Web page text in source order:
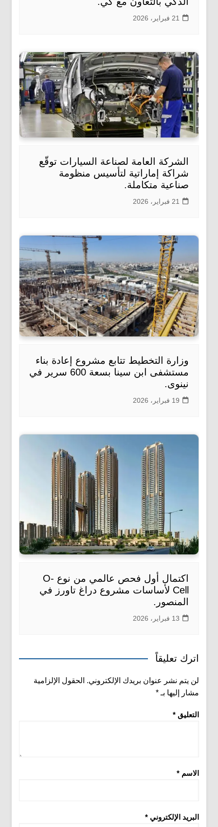
21 فبراير، 2026
الشركة العامة لصناعة السيارات توقّع
شراكة إماراتية لتأسيس منظومة
صناعية متكاملة.
21 فبراير، 2026
وزارة التخطيط تتابع مشروع إعادة بناء
مستشفى ابن سينا بسعة 600 سرير في
نينوى.
19 فبراير، 2026
اكتمال أول فحص عالمي من نوع O-
Cell لأساسات مشروع دراغ تاورز في
المنصور.
13 فبراير، 2026
اترك تعليقاً
لن يتم نشر عنوان بريدك الإلكتروني. الحقول الإلزامية
مشار إليها بـ *
التعليق *
الاسم *
البريد الإلكتروني *